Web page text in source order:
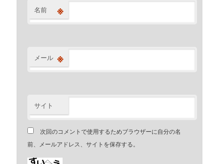
名前 ※
メール ※
サイト
次回のコメントで使用するためブラウザーに自分の名
前、メールアドレス、サイトを保存する。